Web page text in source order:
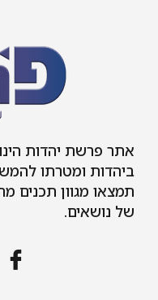
אתר פרשת יהדות
ביהדות ומטרתו
תמצאו מגוון תכנים
של נושאים.